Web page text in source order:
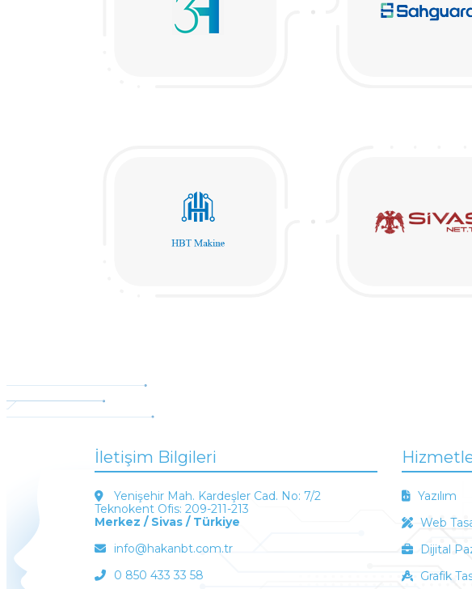
İletişim Bilgileri
Yenişehir Mah. Kardeşler Cad. No: 7/2
Teknokent Ofis: 209-211-213
Merkez / Sivas / Türkiye
info@hakanbt.com.tr
0 850 433 33 58
Yazılım
Web
Dijital
Grafik